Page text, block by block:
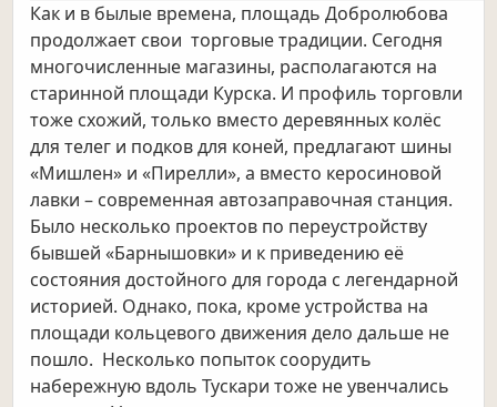
Как и в былые времена, площадь Добролюбова
продолжает свои торговые традиции. Сегодня
многочисленные магазины, располагаются на
старинной площади Курска. И профиль торговли
тоже схожий, только вместо деревянных колёс
для телег и подков для коней, предлагают шины
«Мишлен» и «Пирелли», а вместо керосиновой
лавки – современная автозаправочная станция.
Было несколько проектов по переустройству
бывшей «Барнышовки» и к приведению её
состояния достойного для города с легендарной
историей. Однако, пока, кроме устройства на
площади кольцевого движения дело дальше не
пошло. Несколько попыток соорудить
набережную вдоль Тускари тоже не увенчались